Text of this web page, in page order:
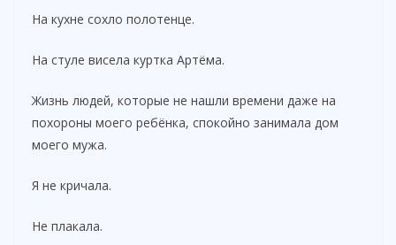
На кухне сохло полотенце.
На стуле висела куртка Артёма.
Жизнь людей, которые не нашли времени даже на
похороны моего ребёнка, спокойно занимала дом
моего мужа.
Я не кричала.
Не плакала.